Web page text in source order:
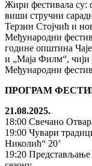
Жири фестивала
виши стручни
Терзин Стојчић и
Међународни
године општина
и „Маја Филм“, чији
Међународни
ПРОГРАМ
21.08.2025.
18:00 Свечано
19:00 Чувари
Николић“ 20’
19:20 Представљање